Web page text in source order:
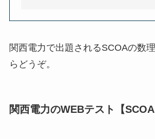
関西電力で出題されるSCOAの数
らどうぞ。
関西電力のWEBテスト【